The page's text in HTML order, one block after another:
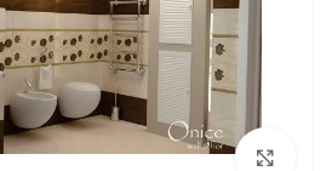
بزرگنمایی تصویر